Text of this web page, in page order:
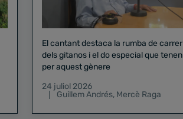
El cantant destaca la rumba de carrer
dels gitanos i el do especial que tenen
per aquest gènere
24 juliol 2026
Guillem Andrés, Mercè Raga